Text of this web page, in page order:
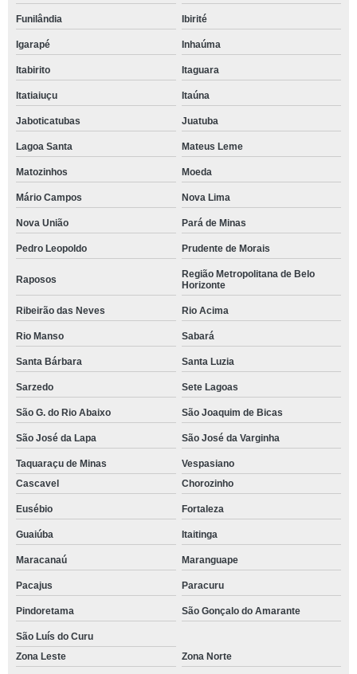
Funilândia Ibirité
Igarapé Inhaúma
Itabirito Itaguara
Itatiaiuçu Itaúna
Jaboticatubas Juatuba
Lagoa Santa Mateus Leme
Matozinhos Moeda
Mário Campos Nova Lima
Nova União Pará de Minas
Pedro Leopoldo Prudente de Morais
Raposos
Região Metropolitana de Belo
Horizonte
Ribeirão das Neves Rio Acima
Rio Manso Sabará
Santa Bárbara Santa Luzia
Sarzedo Sete Lagoas
São G. do Rio Abaixo São Joaquim de Bicas
São José da Lapa São José da Varginha
Taquaraçu de Minas
Vespasiano
Cascavel
Chorozinho
Eusébio Fortaleza
Guaiúba Itaitinga
Maracanaú Maranguape
Pacajus Paracuru
Pindoretama São Gonçalo do Amarante
São Luís do Curu
Zona Leste
Zona Norte